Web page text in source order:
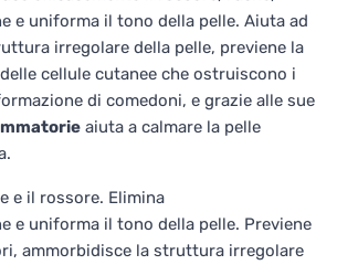
e uniforma il tono della pelle. Aiuta ad
irregolare della pelle, previene la
cellule cutanee che ostruiscono i
di comedoni, e grazie alle sue
aiuta a calmare la pelle
e il rossore. Elimina
e uniforma il tono della pelle. Previene
ammorbidisce la struttura irregolare